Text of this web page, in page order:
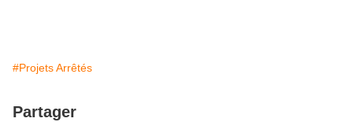
#Projets Arrêtés
Partager